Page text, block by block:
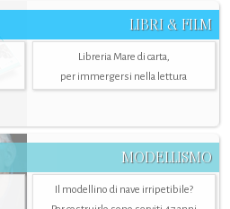
LIBRI & FILM
Libreria Mare di carta,
per immergersi nella lettura
MODELLISMO
Il modellino di nave irripetibile?